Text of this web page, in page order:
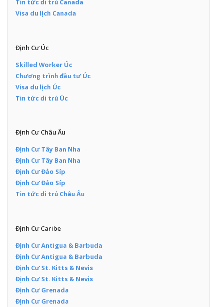
Tin tức di trú Canada
Visa du lịch Canada
Định Cư Úc
Skilled Worker Úc
Chương trình đầu tư Úc
Visa du lịch Úc
Tin tức di trú Úc
Định Cư Châu Âu
Định Cư Tây Ban Nha
Định Cư Tây Ban Nha
Định Cư Đảo Síp
Định Cư Đảo Síp
Tin tức di trú Châu Âu
Định Cư Caribe
Định Cư Antigua & Barbuda
Định Cư Antigua & Barbuda
Định Cư St. Kitts & Nevis
Định Cư St. Kitts & Nevis
Định Cư Grenada
Định Cư Grenada